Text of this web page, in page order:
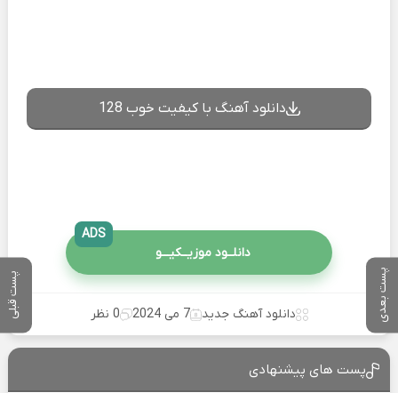
پست بعدی پست قبلی
دانلود آهنگ با کیفیت خوب 128
دانلــود موزیــکیـــو
ADS
دانلود آهنگ جدید 7 می 2024 0 نظر
پست های پیشنهادی